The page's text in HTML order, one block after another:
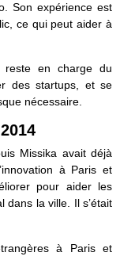
Son expérience est
ce qui peut aider à
reste en charge du
des startups, et se
nécessaire.
Missika avait déjà
à Paris et
pour aider les
dans la ville. Il s’était
à Paris et